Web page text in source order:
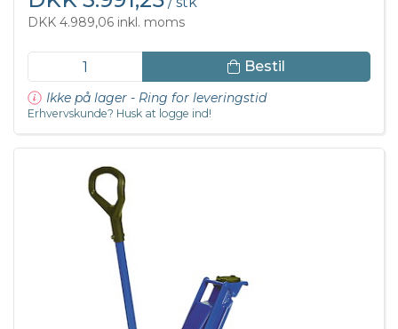
DKK 4.989,06 inkl. moms
Bestil
Ikke på lager - Ring for leveringstid
Erhvervskunde? Husk at logge ind!